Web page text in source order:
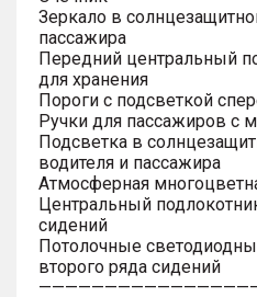
Зеркало в
пассажира
Передний центральный
для хранения
Пороги с подсветкой
Ручки для пассажиров с
Подсветка в
водителя и пассажира
Атмосферная
Центральный
сидений
Потолочные
второго ряда сидений